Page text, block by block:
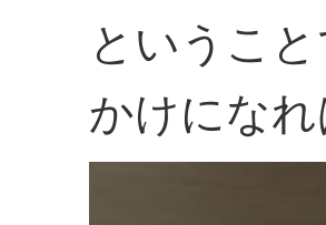
というこ
かけにな